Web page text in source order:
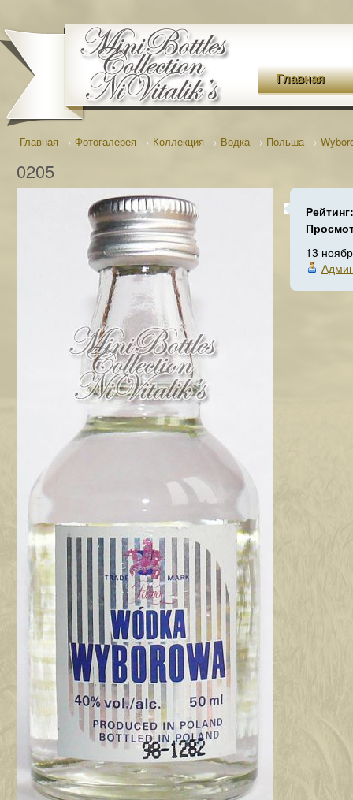
Главная
Главная → Фотогалерея → Коллекция → Водка→ Польша→
0205
13